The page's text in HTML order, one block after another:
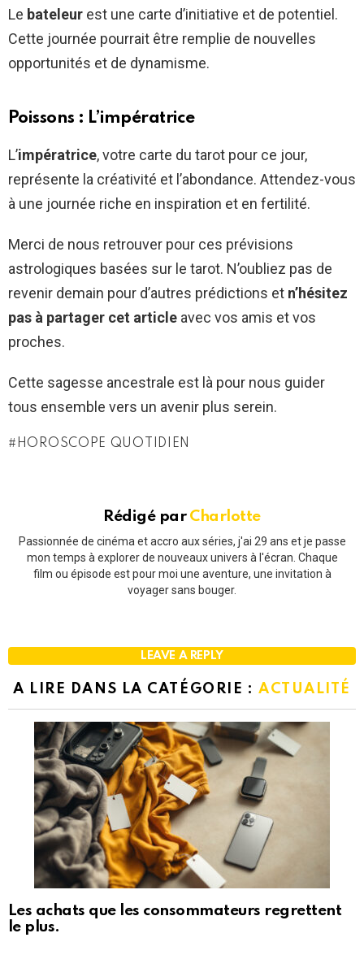
Le bateleur est une carte d’initiative et de potentiel.
Cette journée pourrait être remplie de nouvelles
opportunités et de dynamisme.
Poissons : L’impératrice
L’impératrice, votre carte du tarot pour ce jour,
représente la créativité et l’abondance. Attendez-vous
à une journée riche en inspiration et en fertilité.
Merci de nous retrouver pour ces prévisions
astrologiques basées sur le tarot. N’oubliez pas de
revenir demain pour d’autres prédictions et n’hésitez
pas à partager cet article avec vos amis et vos
proches.
Cette sagesse ancestrale est là pour nous guider
tous ensemble vers un avenir plus serein.
HOROSCOPE QUOTIDIEN
Rédigé par Charlotte
Passionnée de cinéma et accro aux séries, j'ai 29 ans et je passe
mon temps à explorer de nouveaux univers à l'écran. Chaque
film ou épisode est pour moi une aventure, une invitation à
voyager sans bouger.
LEAVE A REPLY
A LIRE DANS LA CATÉGORIE : ACTUALITÉ
Les achats que les consommateurs regrettent
le plus.